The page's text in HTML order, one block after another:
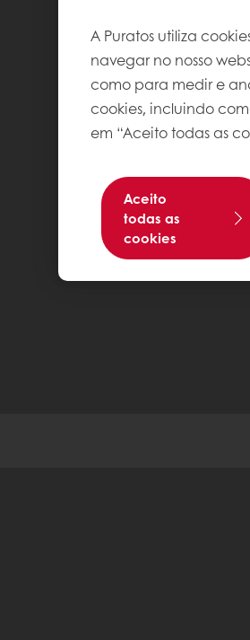
A Puratos utiliza
navegar no nosso
como para medir e
cookies, incluindo
em “Aceito todas as
Aceito
todas as
cookies